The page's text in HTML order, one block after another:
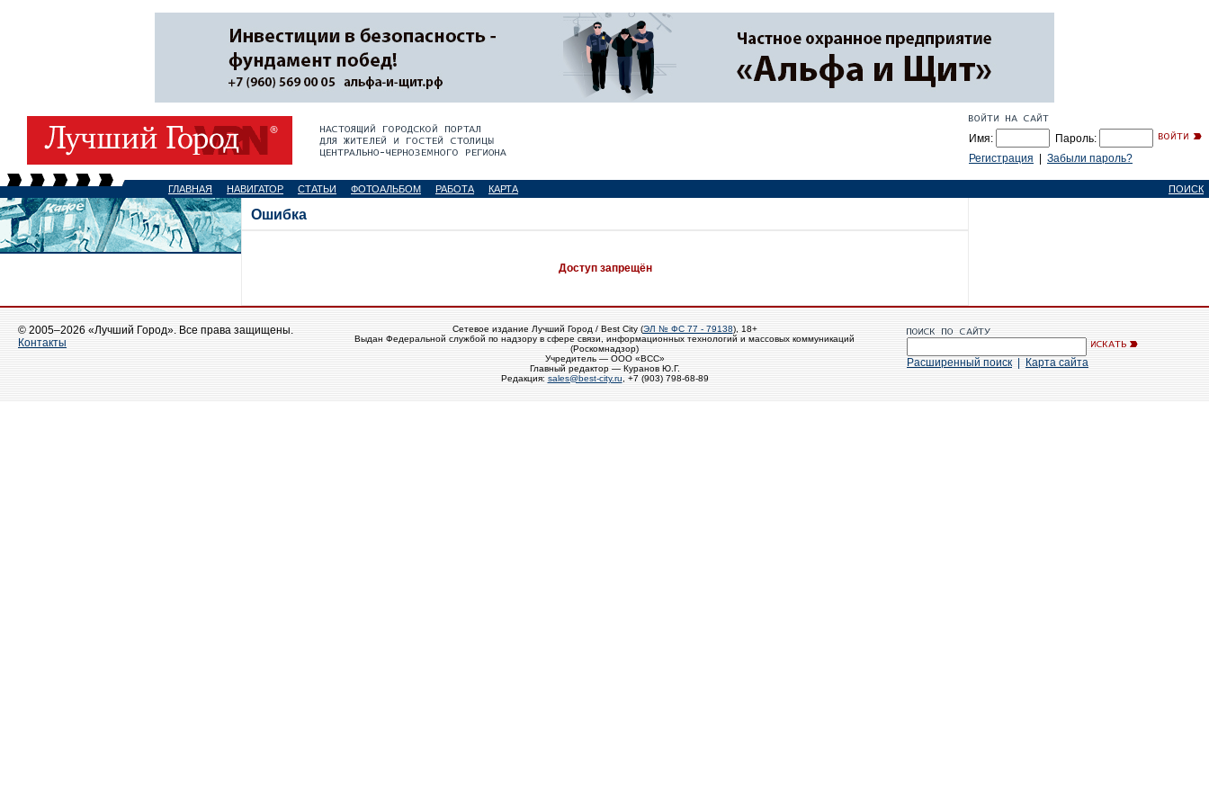
Имя:
Пароль:
Регистрация
Забыли пароль?
ГЛАВНАЯ НАВИГАТОР СТАТЬИ ФОТОАЛЬБОМ РАБОТА КАРТА ПОИСК
Ошибка
Доступ запрещён
© 2005–2026 «Лучший Город». Все права защищены.
Контакты
Сетевое издание Лучший Город / Best City (ЭЛ № ФС 77 - 79138), 18+
Выдан Федеральной службой по надзору в сфере связи, информационных технологий и массовых коммуникаций
(Роскомнадзор)
Учредитель — ООО «ВСС»
Главный редактор — Куранов Ю.Г.
Редакция: sales@best-city.ru , +7 (903) 798-68-89
Расширенный поиск Карта сайта